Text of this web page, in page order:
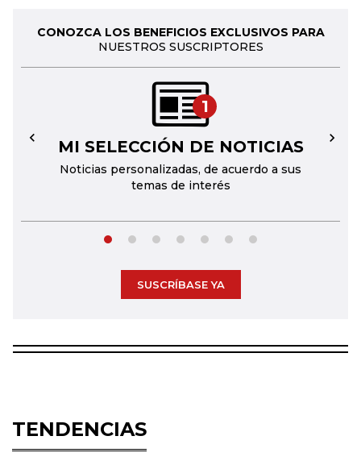
CONOZCA LOS BENEFICIOS EXCLUSIVOS PARA
NUESTROS SUSCRIPTORES
1
MI SELECCIÓN DE NOTICIAS
Noticias personalizadas, de acuerdo a sus
temas de interés
← →
SUSCRÍBASE YA
TENDENCIAS